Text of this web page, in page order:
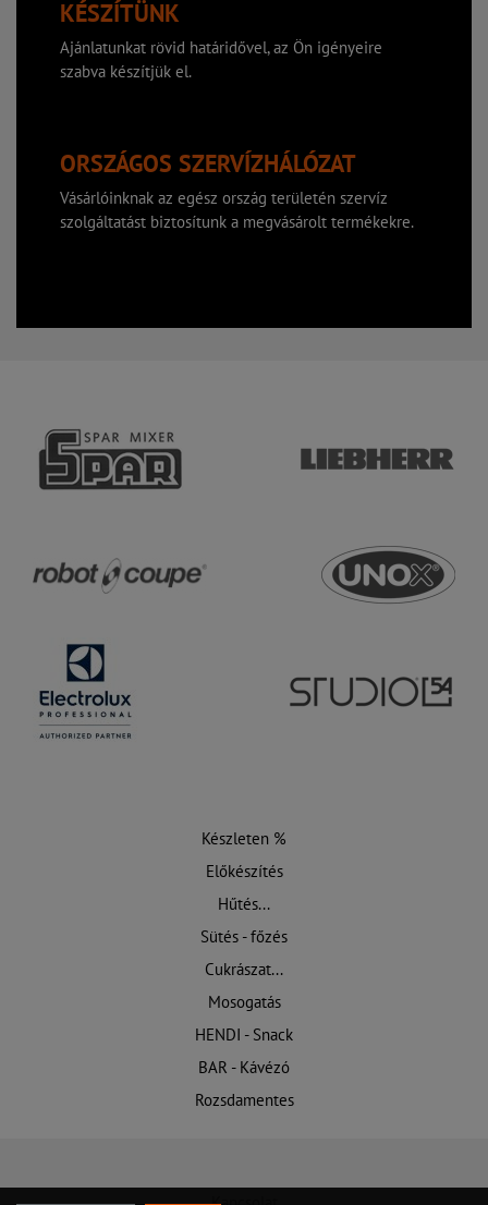
KÉSZÍTÜNK
Ajánlatunkat rövid határidővel, az Ön igényeire
szabva készítjük el.
ORSZÁGOS SZERVÍZHÁLÓZAT
Vásárlóinknak az egész ország területén szervíz
szolgáltatást biztosítunk a megvásárolt termékekre.
Készleten %
Előkészítés
Hűtés...
Sütés - főzés
Cukrászat...
Mosogatás
HENDI - Snack
BAR - Kávézó
Rozsdamentes